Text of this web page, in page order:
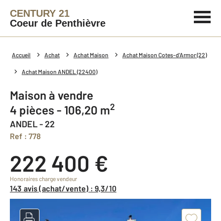
CENTURY 21
Coeur de Penthièvre
Accueil Achat Achat Maison Achat Maison Cotes-d'Armor (22)
Achat Maison ANDEL (22400)
Maison à vendre
4 pièces - 106,20 m2
ANDEL - 22
Ref : 778
222 400 €
Honoraires charge vendeur
143 avis (achat/vente) : 9,3/10